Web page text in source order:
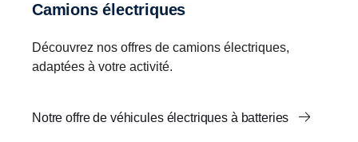
Camions électriques
Découvrez nos offres de camions électriques,
adaptées à votre activité.
Notre offre de véhicules électriques à batteries